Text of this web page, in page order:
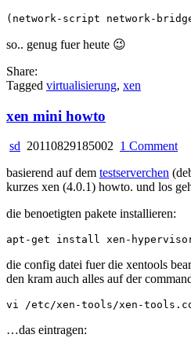
so.. genug fuer heute 😉
Share:
Tagged virtualisierung, xen
xen mini howto
sd 20110829185002 1 Commenton
basierend auf dem testserverchen
kurzes xen (4.0.1) howto. und los
die benoetigten pakete installieren:
die config datei fuer die xentools
den kram auch alles auf der
…das eintragen: